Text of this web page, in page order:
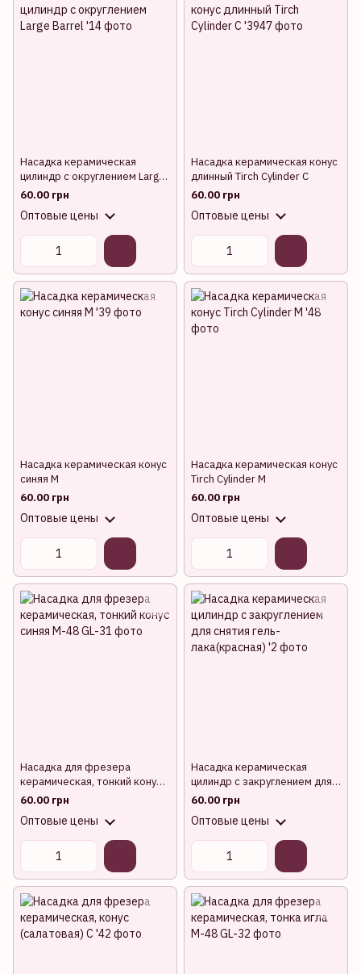
Насадка керамическая
цилиндр с округлением Large
Barrel
60.00 грн
Оптовые цены
Насадка керамическая конус
длинный Tirch Cylinder C
60.00 грн
Оптовые цены
Насадка керамическая конус
синяя M
60.00 грн
Оптовые цены
Насадка керамическая конус
Tirch Cylinder M
60.00 грн
Оптовые цены
Насадка для фрезера
керамическая, тонкий конус
синяя
60.00 грн
Оптовые цены
Насадка керамическая
цилиндр с закруглением для
снятия гель-лака(красная)
60.00 грн
Оптовые цены